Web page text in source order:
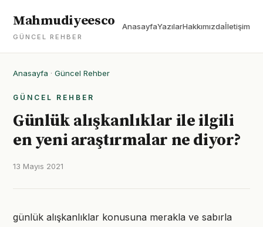
Mahmudiyeesco
GÜNCEL REHBER
AnasayfaYazılarHakkımızdaİletişim
Anasayfa · Güncel Rehber
GÜNCEL REHBER
Günlük alışkanlıklar ile ilgili
en yeni araştırmalar ne diyor?
13 Mayıs 2021
günlük alışkanlıklar konusuna merakla ve sabırla